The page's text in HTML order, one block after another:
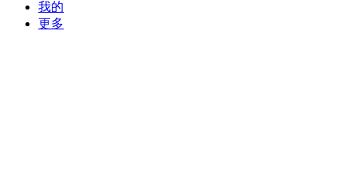
我的
更多